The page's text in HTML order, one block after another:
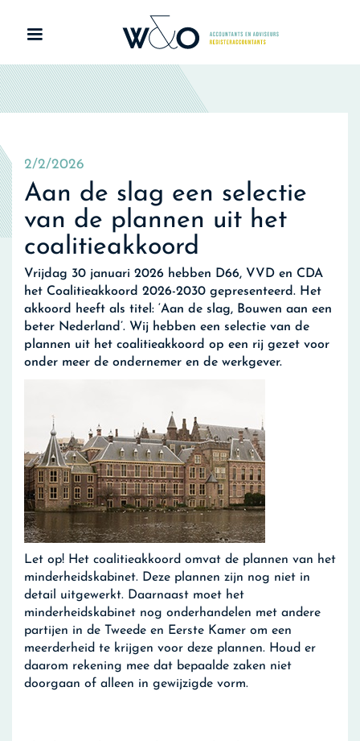
2/2/2026
Aan de slag een selectie
van de plannen uit het
coalitieakkoord
Vrijdag 30 januari 2026 hebben D66, VVD en CDA
het Coalitieakkoord 2026-2030 gepresenteerd. Het
akkoord heeft als titel: ‘Aan de slag, Bouwen aan een
beter Nederland’. Wij hebben een selectie van de
plannen uit het coalitieakkoord op een rij gezet voor
onder meer de ondernemer en de werkgever.
Let op! Het coalitieakkoord omvat de plannen van het
minderheidskabinet. Deze plannen zijn nog niet in
detail uitgewerkt. Daarnaast moet het
minderheidskabinet nog onderhandelen met andere
partijen in de Tweede en Eerste Kamer om een
meerderheid te krijgen voor deze plannen. Houd er
daarom rekening mee dat bepaalde zaken niet
doorgaan of alleen in gewijzigde vorm.